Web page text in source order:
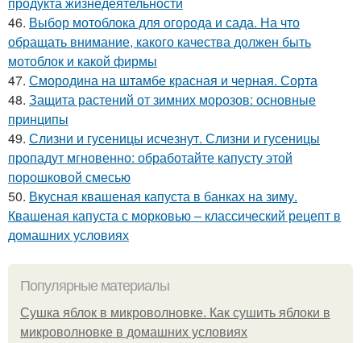
46. Выбор мотоблока для огорода и сада. На что
обращать внимание, какого качества должен быть
мотоблок и какой фирмы
47. Смородина на штамбе красная и черная. Сорта
48. Защита растений от зимних морозов: основные
принципы
49. Слизни и гусеницы исчезнут. Слизни и гусеницы
пропадут мгновенно: обработайте капусту этой
порошковой смесью
50. Вкусная квашеная капуста в банках на зиму.
Квашеная капуста с морковью – классический рецепт в
домашних условиях
Популярные материалы
Сушка яблок в микроволновке. Как сушить яблоки в
микроволновке в домашних условиях